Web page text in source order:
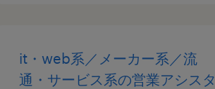
it・web系／メーカー系／流
通・サービス系の営業アシスタ